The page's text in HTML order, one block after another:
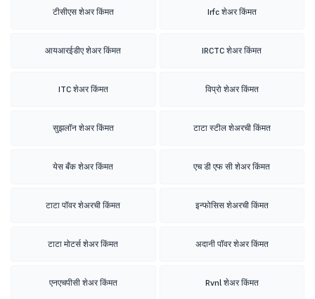
टीसीएस शेअर किंमत Irfc शेअर किंमत
आयआरईडीए शेअर किंमत IRCTC शेअर किंमत
ITC शेअर किंमत विप्रो शेअर किंमत
सुझलॉन शेअर किंमत टाटा स्टील शेअरची किंमत
येस बँक शेअर किंमत एच डी एफ सी शेअर किंमत
टाटा पॉवर शेअरची किंमत इन्फोसिस शेअरची किंमत
टाटा मोटर्स शेअर किंमत अदानी पॉवर शेअर किंमत
एनएचपीसी शेअर किंमत Rvnl शेअर किंमत